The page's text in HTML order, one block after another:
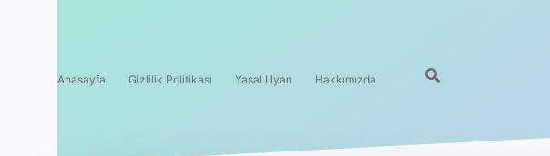
Anasayfa Gizlilik Politikası Yasal Uyarı Hakkımızda